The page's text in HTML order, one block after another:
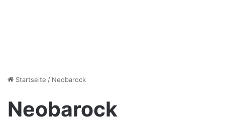
Startseite / Neobarock
Neobarock